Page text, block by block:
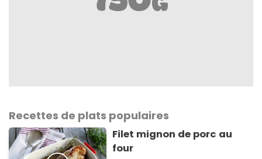
Recettes de plats populaires
Filet mignon de porc au
four